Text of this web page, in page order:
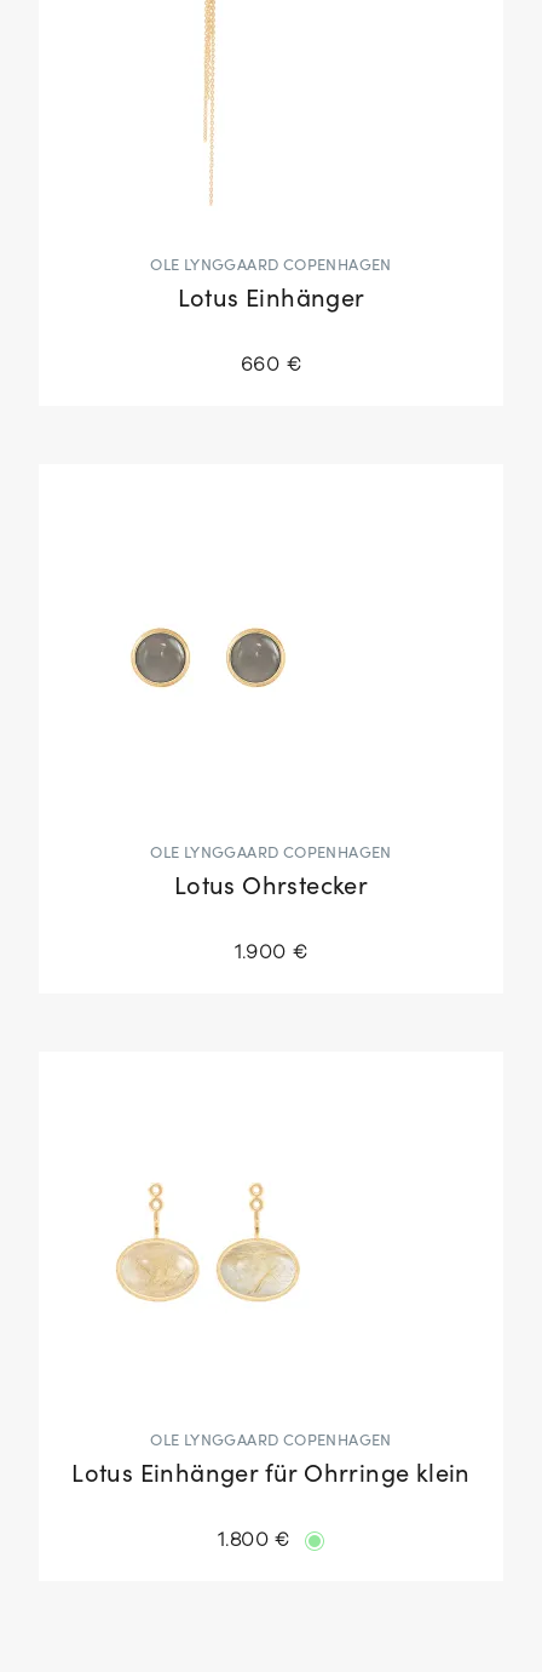
OLE LYNGGAARD COPENHAGEN
Lotus Einhänger
660 €
OLE LYNGGAARD COPENHAGEN
Lotus Ohrstecker
1.900 €
OLE LYNGGAARD COPENHAGEN
Lotus Einhänger für Ohrringe klein
1.800 €